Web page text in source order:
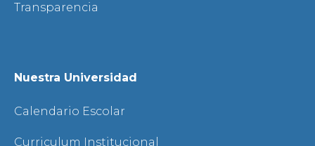
Transparencia
Nuestra Universidad
Calendario Escolar
Curriculum Institucional